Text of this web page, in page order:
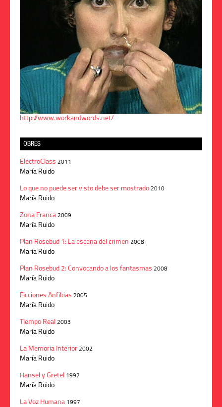
http://www.workandwords.net/
OBRES
ElectroClass 2011
María Ruido
Lo que no puede ser visto debe ser mostrado 2010
María Ruido
Zona Franca 2009
María Ruido
Plan Rosebud 1: La escena del crimen 2008
María Ruido
Plan Rosebud 2: Convocando a los fantasmas 2008
María Ruido
Ficciones Anfibias 2005
María Ruido
Tiempo Real 2003
María Ruido
La Memoria Interior 2002
María Ruido
Hansel y Gretel 1997
María Ruido
La Voz Humana 1997